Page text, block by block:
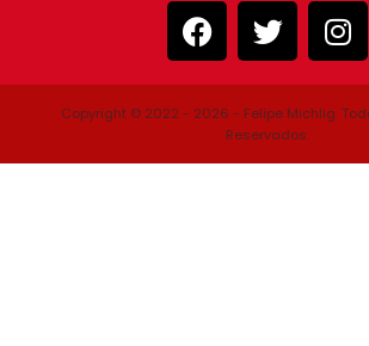
Copyright © 2022 - 2026 - Felipe Michlig.
Reservados.